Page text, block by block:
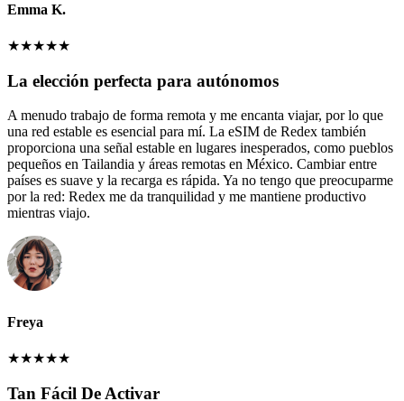
Emma K.
★★★★★
La elección perfecta para autónomos
A menudo trabajo de forma remota y me encanta viajar, por lo que
una red estable es esencial para mí. La eSIM de Redex también
proporciona una señal estable en lugares inesperados, como pueblos
pequeños en Tailandia y áreas remotas en México. Cambiar entre
países es suave y la recarga es rápida. Ya no tengo que preocuparme
por la red: Redex me da tranquilidad y me mantiene productivo
mientras viajo.
Freya
★★★★★
Tan Fácil De Activar